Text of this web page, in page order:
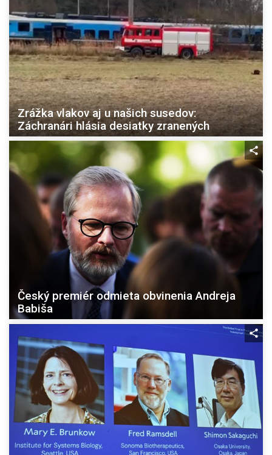
Zrážka vlakov aj u našich susedov:
Záchranári hlásia desiatky zranených
Český premiér odmieta obvinenia Andreja
Babiša